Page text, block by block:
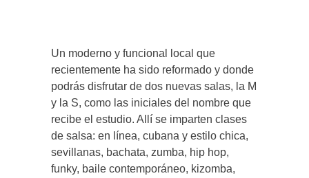
Un moderno y funcional local que
recientemente ha sido reformado y donde
podrás disfrutar de dos nuevas salas, la M
y la S, como las iniciales del nombre que
recibe el estudio. Allí se imparten clases
de salsa: en línea, cubana y estilo chica,
sevillanas, bachata, zumba, hip hop,
funky, baile contemporáneo, kizomba,